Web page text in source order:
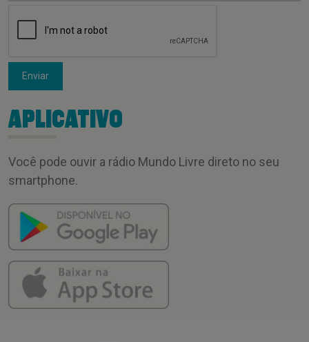
Enviar
APLICATIVO
Você pode ouvir a rádio Mundo Livre direto no seu
smartphone.